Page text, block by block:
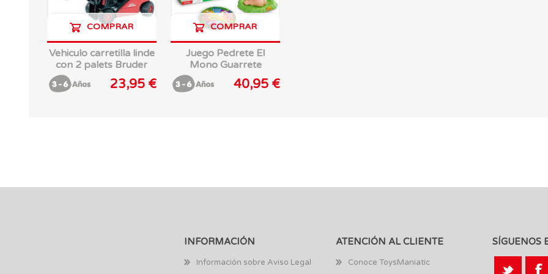
Vehiculo carretilla linde
con 2 palets Bruder
23,95 €
COMPRAR
Juego Pedrete El
Mono Guarrete
40,95 €
COMPRAR
INFORMACIÓN
Información sobre Aviso Legal
ATENCIÓN AL CLIENTE
Conoce ToysManiatic
SÍGUENOS